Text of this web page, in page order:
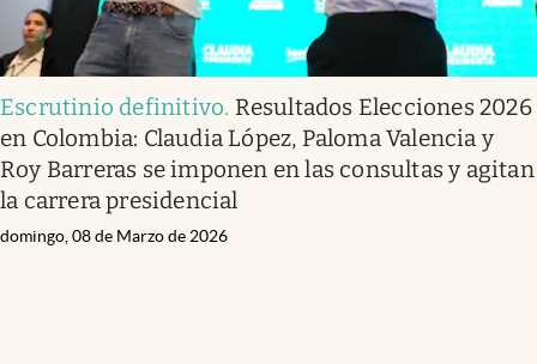
Escrutinio definitivo. Resultados Elecciones 2026
en Colombia: Claudia López, Paloma Valencia y
Roy Barreras se imponen en las consultas y agitan
la carrera presidencial
domingo, 08 de Marzo de 2026